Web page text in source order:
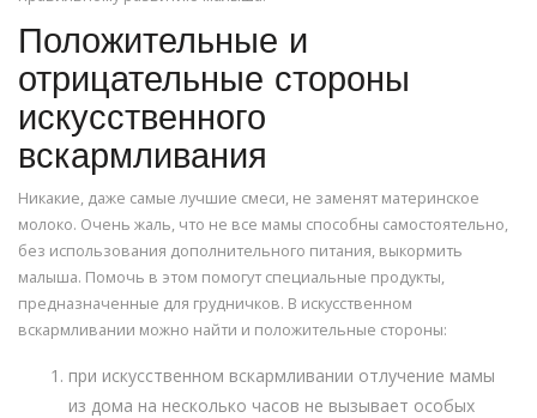
Положительные и
отрицательные стороны
искусственного
вскармливания
Никакие, даже самые лучшие смеси, не заменят материнское
молоко. Очень жаль, что не все мамы способны самостоятельно,
без использования дополнительного питания, выкормить
малыша. Помочь в этом помогут специальные продукты,
предназначенные для грудничков. В искусственном
вскармливании можно найти и положительные стороны:
при искусственном вскармливании отлучение мамы
из дома на несколько часов не вызывает особых